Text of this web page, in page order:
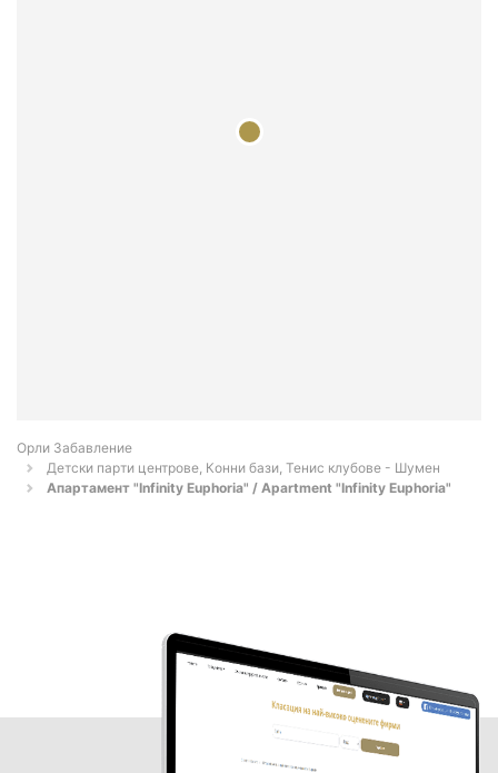
Орли Забавление
Детски парти центрове, Конни бази, Тенис клубове - Шумен
Апартамент "Infinity Euphoria" / Apartment "Infinity Euphoria"